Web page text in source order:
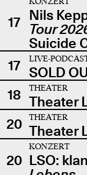
17 Nils
Tour
Suicide
17
LIVE-
SOLD
18
THEATER
Theater
20
THEATER
Theater
20
KONZERT
LSO: